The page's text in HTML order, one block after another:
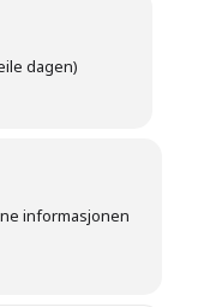
dagen)
informasjonen